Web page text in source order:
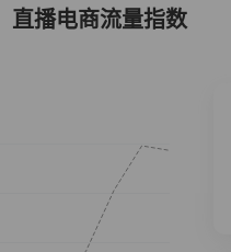
直播电商流量指数